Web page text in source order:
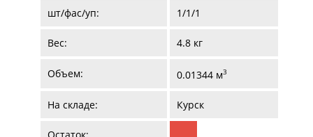
шт/фас/уп: 1/1/1
Вес: 4.8 кг
Объем: 0.01344 м3
На складе: Курск